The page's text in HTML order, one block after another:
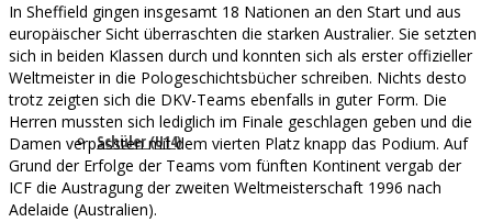
Schüler (U14)
In Sheffield gingen insgesamt 18 Nationen an den Start und aus
europäischer Sicht überraschten die starken Australier. Sie setzten
sich in beiden Klassen durch und konnten sich als erster offizieller
Weltmeister in die Pologeschichtsbücher schreiben. Nichts desto
trotz zeigten sich die DKV-Teams ebenfalls in guter Form. Die
Herren mussten sich lediglich im Finale geschlagen geben und die
Damen verpassten mit dem vierten Platz knapp das Podium. Auf
Grund der Erfolge der Teams vom fünften Kontinent vergab der
ICF die Austragung der zweiten Weltmeisterschaft 1996 nach
Adelaide (Australien).